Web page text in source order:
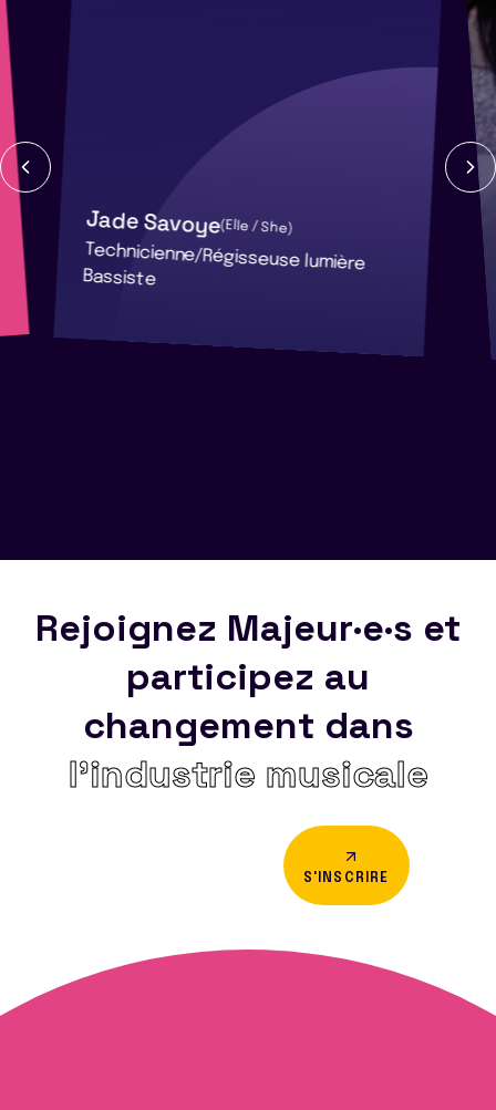
Jade Savoye(Elle / She)
Technicienne/Régisseuse lumière
Bassiste
Rejoignez Majeur·e·s et
participez au
changement dans
l’industrie musicale
S'INSCRIRE